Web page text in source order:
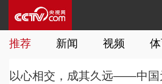
推荐 新闻 视频
以心相交，成其久远——中国